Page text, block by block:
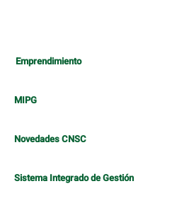
Emprendimiento
MIPG
Novedades CNSC
Sistema Integrado de Gestión